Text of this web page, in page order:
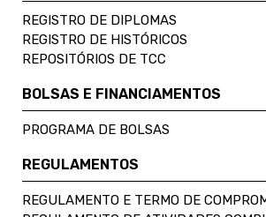
REGISTRO DE DIPLOMAS
REGISTRO DE HISTÓRICOS
REPOSITÓRIOS DE TCC
BOLSAS E FINANCIAMENTOS
PROGRAMA DE BOLSAS
REGULAMENTOS
REGULAMENTO E TERMO DE